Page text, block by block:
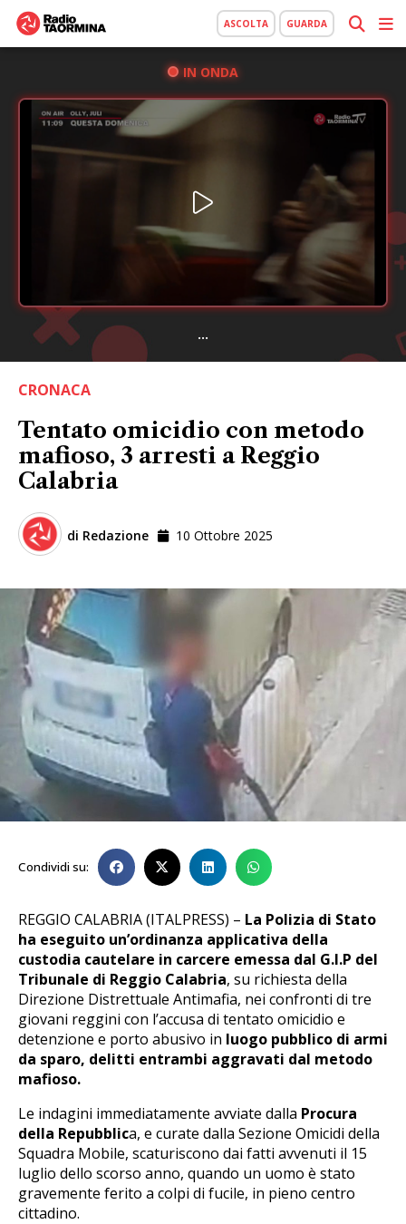
ASCOLTA GUARDA
IN ONDA
...
CRONACA
Tentato omicidio con metodo
mafioso, 3 arresti a Reggio
Calabria
di Redazione 10 Ottobre 2025
Condividi su:
REGGIO CALABRIA (ITALPRESS) – La Polizia di Stato
ha eseguito un’ordinanza applicativa della
custodia cautelare in carcere emessa dal G.I.P del
Tribunale di Reggio Calabria, su richiesta della
Direzione Distrettuale Antimafia, nei confronti di tre
giovani reggini con l’accusa di tentato omicidio e
detenzione e porto abusivo in luogo pubblico di armi
da sparo, delitti entrambi aggravati dal metodo
mafioso.
Le indagini immediatamente avviate dalla Procura
della Repubblica, e curate dalla Sezione Omicidi della
Squadra Mobile, scaturiscono dai fatti avvenuti il 15
luglio dello scorso anno, quando un uomo è stato
gravemente ferito a colpi di fucile, in pieno centro
cittadino.